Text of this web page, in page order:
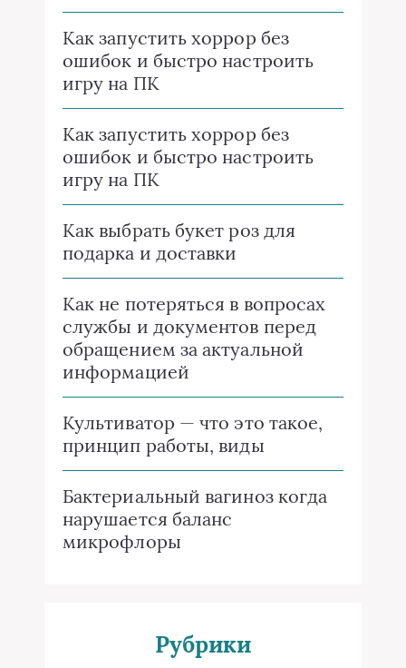
Как запустить хоррор без
ошибок и быстро настроить
игру на ПК
Как запустить хоррор без
ошибок и быстро настроить
игру на ПК
Как выбрать букет роз для
подарка и доставки
Как не потеряться в вопросах
службы и документов перед
обращением за актуальной
информацией
Культиватор — что это такое,
принцип работы, виды
Бактериальный вагиноз когда
нарушается баланс
микрофлоры
Рубрики